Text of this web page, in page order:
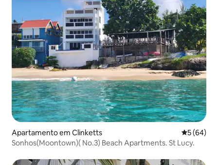
Apartamento em Clinketts
5 (64)
Sonhos(Moontown)( No.3) Beach Apartments. St Lucy.